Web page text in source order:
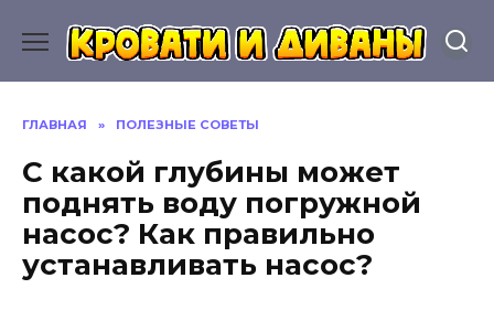
содержанию
ГЛАВНАЯ » ПОЛЕЗНЫЕ СОВЕТЫ
С какой глубины может
поднять воду погружной
насос? Как правильно
устанавливать насос?